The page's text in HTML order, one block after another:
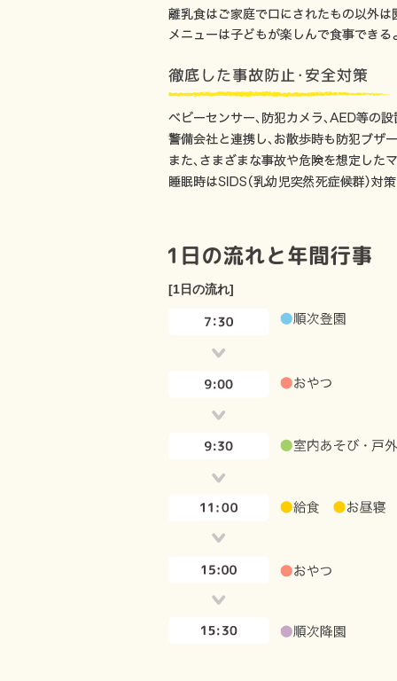
[1日の流れ]